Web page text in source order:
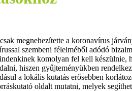
megnehezítette a koronavírus
szembeni félelméből adódó
komolyan fel kell
hiszen gyűjteményükben
a lokális kutatás erősebben
oldalt mutatni, melyek